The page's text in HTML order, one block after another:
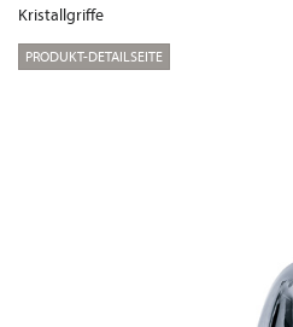
Kristallgriffe
PRODUKT-DETAILSEITE